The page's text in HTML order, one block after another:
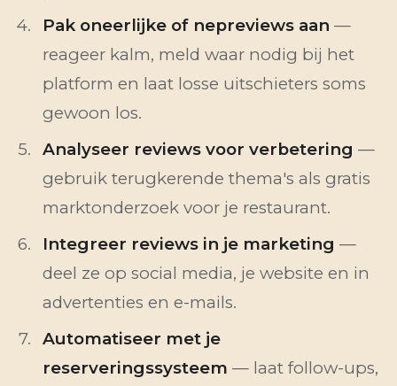
Pak oneerlijke of nepreviews aan —
reageer kalm, meld waar nodig bij het
platform en laat losse uitschieters soms
gewoon los.
Analyseer reviews voor verbetering —
gebruik terugkerende thema's als gratis
marktonderzoek voor je restaurant.
Integreer reviews in je marketing —
deel ze op social media, je website en in
advertenties en e-mails.
Automatiseer met je
reserveringssysteem — laat follow-ups,